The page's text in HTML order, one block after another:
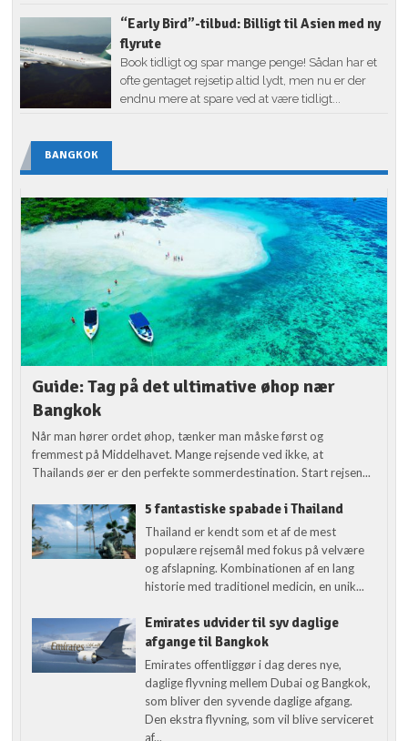
“Early Bird”-tilbud: Billigt til Asien med ny
flyrute
Book tidligt og spar mange penge! Sådan har et
ofte gentaget rejsetip altid lydt, men nu er der
endnu mere at spare ved at være tidligt...
BANGKOK
Guide: Tag på det ultimative øhop nær
Bangkok
Når man hører ordet øhop, tænker man måske først og
fremmest på Middelhavet. Mange rejsende ved ikke, at
Thailands øer er den perfekte sommerdestination. Start rejsen...
5 fantastiske spabade i Thailand
Thailand er kendt som et af de mest
populære rejsemål med fokus på velvære
og afslapning. Kombinationen af en lang
historie med traditionel medicin, en unik...
Emirates udvider til syv daglige
afgange til Bangkok
Emirates offentliggør i dag deres nye,
daglige flyvning mellem Dubai og Bangkok,
som bliver den syvende daglige afgang.
Den ekstra flyvning, som vil blive serviceret
af...